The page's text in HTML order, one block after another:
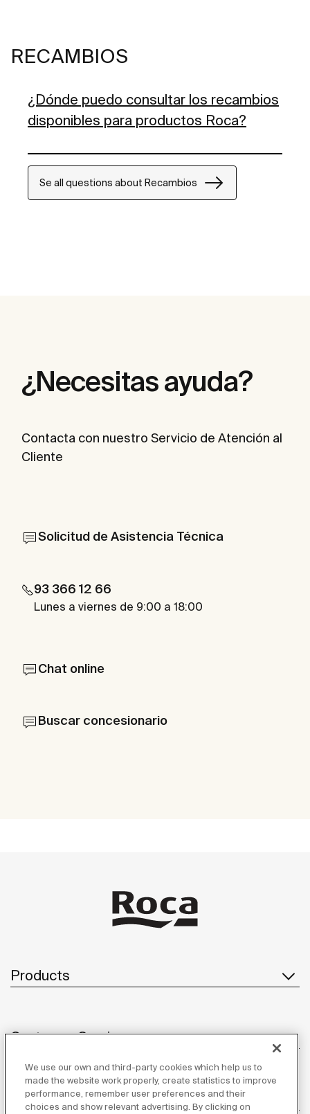
RECAMBIOS
¿Dónde puedo consultar los recambios
disponibles para productos Roca?
Se all questions about Recambios
¿Necesitas ayuda?
Contacta con nuestro Servicio de Atención al
Cliente
Solicitud de Asistencia Técnica
93 366 12 66
Lunes a viernes de 9:00 a 18:00
Chat online
Buscar concesionario
Products
Customer Service
About us
We use our own and third-party cookies which help us to
made the website work properly, create statistics to improve
performance, remember user preferences and their
choices and show relevant advertising. By clicking on